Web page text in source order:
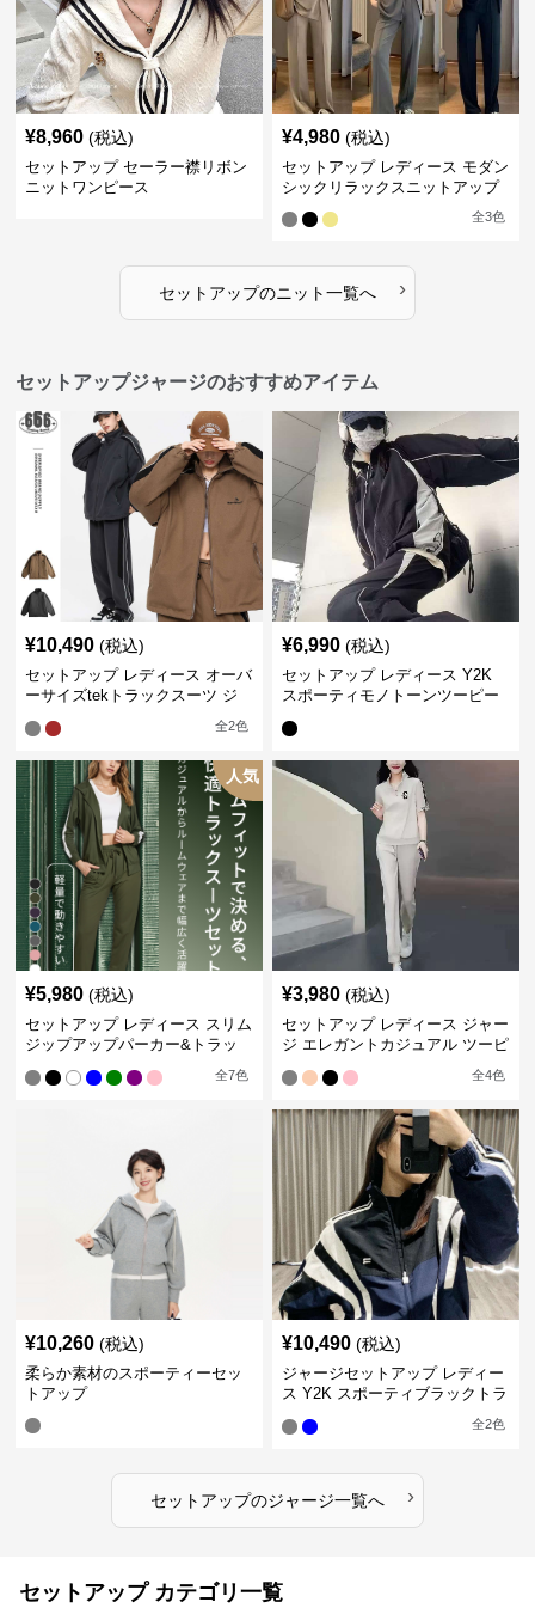
¥8,960 (税込)
セットアップ セーラー襟リボン
ニットワンピース
¥4,980 (税込)
セットアップ レディース モダン
シックリラックスニットアップ
全3色
セットアップのニット一覧へ ›
セットアップジャージのおすすめアイテム
¥10,490 (税込)
セットアップ レディース オーバ
ーサイズtekトラックスーツ ジ
全2色
¥6,990 (税込)
セットアップ レディース Y2K
スポーティモノトーンツーピー
人気
¥5,980 (税込)
セットアップ レディース スリム
ジップアップパーカー&トラッ
全7色
¥3,980 (税込)
セットアップ レディース ジャー
ジ エレガントカジュアル ツーピ
全4色
¥10,260 (税込)
柔らか素材のスポーティーセッ
トアップ
¥10,490 (税込)
ジャージセットアップ レディー
ス Y2K スポーティブラックトラ
全2色
セットアップのジャージ一覧へ ›
セットアップ カテゴリ一覧